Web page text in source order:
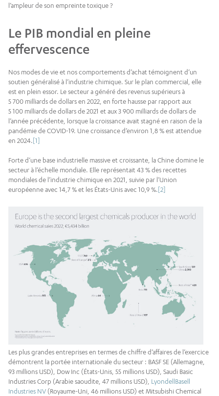
l’ampleur de son empreinte toxique ?
Le PIB mondial en pleine
effervescence
Nos modes de vie et nos comportements d’achat témoignent d’un
soutien généralisé à l’industrie chimique. Sur le plan commercial, elle
est en plein essor. Le secteur a généré des revenus supérieurs à
5 700 milliards de dollars en 2022, en forte hausse par rapport aux
5 100 milliards de dollars de 2021 et aux 3 900 milliards de dollars de
l’année précédente, lorsque la croissance avait stagné en raison de la
pandémie de COVID-19. Une croissance d’environ 1,8 % est attendue
en 2024.[1]
Forte d’une base industrielle massive et croissante, la Chine domine le
secteur à l’échelle mondiale. Elle représentait 43 % des recettes
mondiales de l’industrie chimique en 2021, suivie par l’Union
européenne avec 14,7 % et les États-Unis avec 10,9 %.[2]
Les plus grandes entreprises en termes de chiffre d’affaires de l’exercice
démontrent la portée internationale du secteur : BASF SE (Allemagne,
93 millions USD), Dow Inc (États-Unis, 55 millions USD), Saudi Basic
Industries Corp (Arabie saoudite, 47 millions USD), LyondellBasell
Industries NV (Royaume-Uni, 46 millions USD) et Mitsubishi Chemical